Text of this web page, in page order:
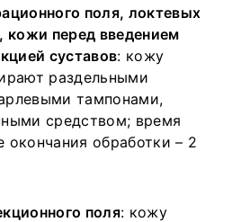
поля, локтевых
кожи перед введением
суставов: кожу
раздельными
тампонами,
средством; время
окончания обработки – 2
поля: кожу